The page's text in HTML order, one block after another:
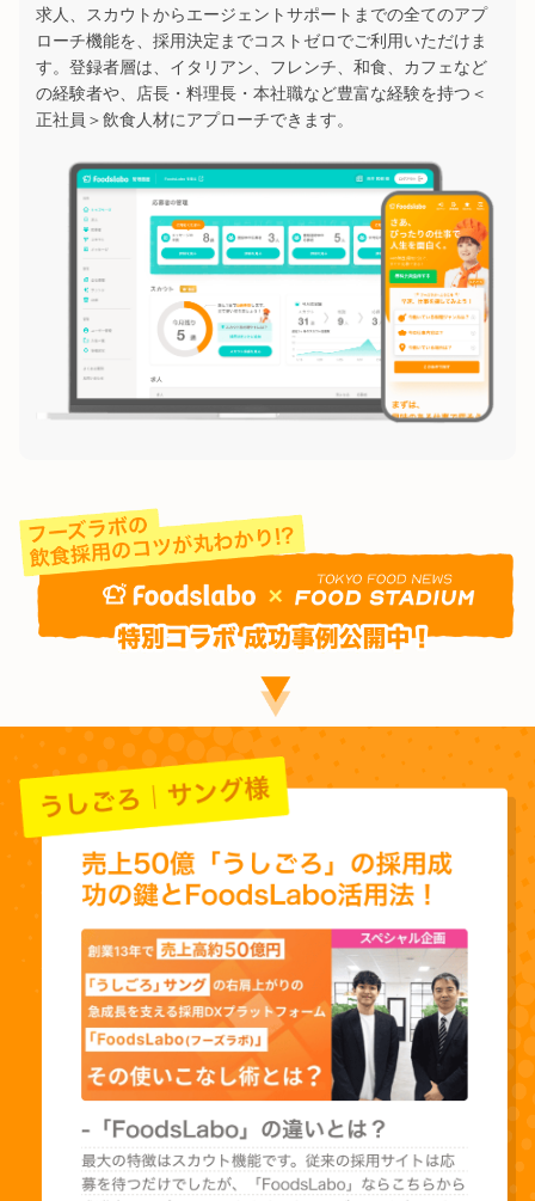
求人、スカウトからエージェントサポートまでの全てのアプ
ローチ機能を、採用決定までコストゼロでご利用いただけま
す。登録者層は、イタリアン、フレンチ、和食、カフェなど
の経験者や、店長・料理長・本社職など豊富な経験を持つ＜
正社員＞飲食人材にアプローチできます。